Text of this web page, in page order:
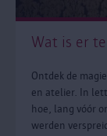
Wat is er
Ontdek de
en atelier. In
hoe, lang vóór
werden verspreid.